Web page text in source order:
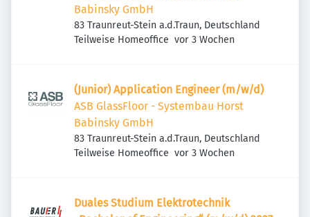
Babinsky GmbH
83 Traunreut-Stein a.d.Traun, Deutschland
Teilweise Homeoffice Veröffentlicht
vor 3 Wochen
(Junior) Application Engineer (m/w/d)
ASB GlassFloor - Systembau Horst
Babinsky GmbH
83 Traunreut-Stein a.d.Traun, Deutschland
Teilweise Homeoffice Veröffentlicht
vor 3 Wochen
Duales Studium Elektrotechnik